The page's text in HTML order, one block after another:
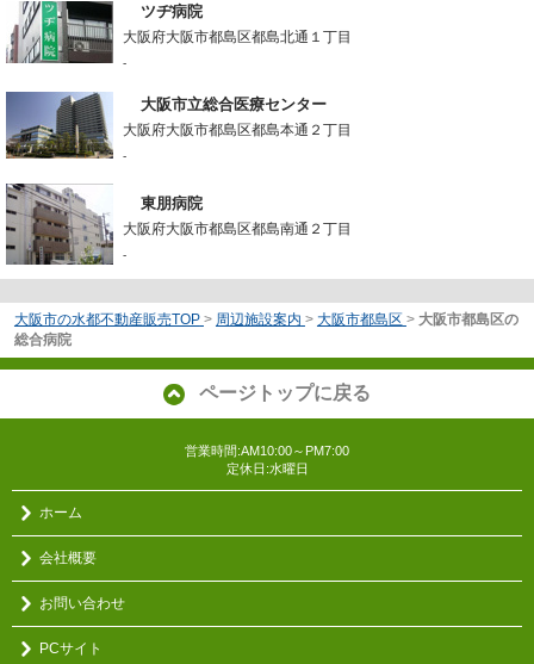
ツヂ病院
大阪府大阪市都島区都島北通１丁目
-
大阪市立総合医療センター
大阪府大阪市都島区都島本通２丁目
-
東朋病院
大阪府大阪市都島区都島南通２丁目
-
大阪市の水都不動産販売TOP > 周辺施設案内 > 大阪市都島区 > 大阪市都島区の
総合病院
ページトップに戻る
営業時間:AM10:00～PM7:00
定休日:水曜日
ホーム
会社概要
お問い合わせ
PCサイト